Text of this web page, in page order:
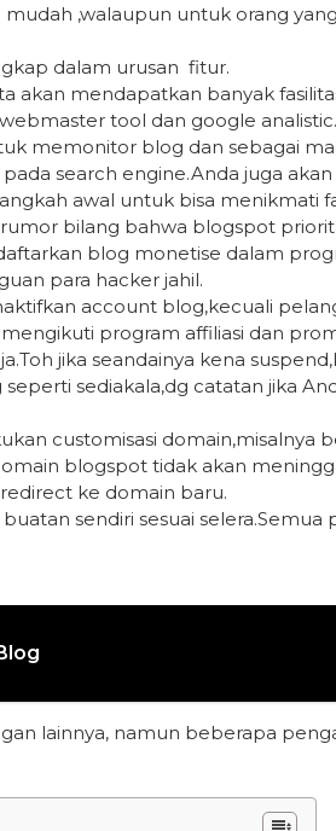
,walaupun untuk orang
dalam urusan fitur.
akan mendapatkan banyak
tool dan google
memonitor blog dan sebagai
search engine.Anda juga
awal untuk bisa menikmati
bilang bahwa blogspot
blog monetise dalam
para hacker jahil.
account blog,kecuali
program affiliasi dan
jika seandainya kena
sediakala,dg catatan jika
customisasi domain,misalnya
blogspot tidak akan
ke domain baru.
sendiri sesuai selera.Semua
lainnya, namun beberapa